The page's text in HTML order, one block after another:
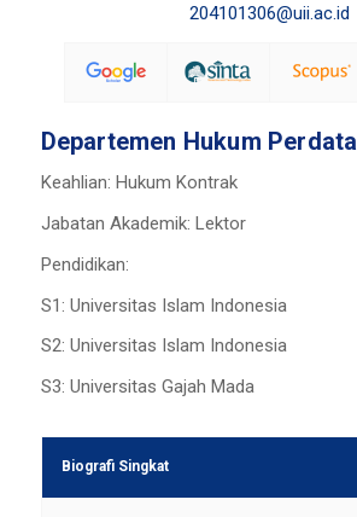
204101306@uii.ac.id
Departemen Hukum Perdata
Keahlian: Hukum Kontrak
Jabatan Akademik: Lektor
Pendidikan:
S1: Universitas Islam Indonesia
S2: Universitas Islam Indonesia
S3: Universitas Gajah Mada
Biografi Singkat